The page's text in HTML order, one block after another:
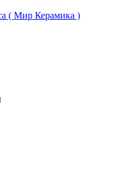
( Мир Керамика )